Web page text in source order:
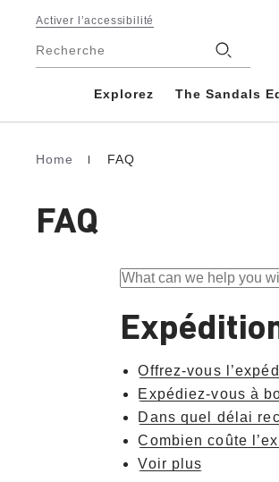
Activer l’accessibilité
Recherche
Explorez The Sandals
Page d’accueil
Home FAQ
FAQ
Offrez-vous
Expédiez-vous à
Dans quel délai
Combien coûte
Voir plus